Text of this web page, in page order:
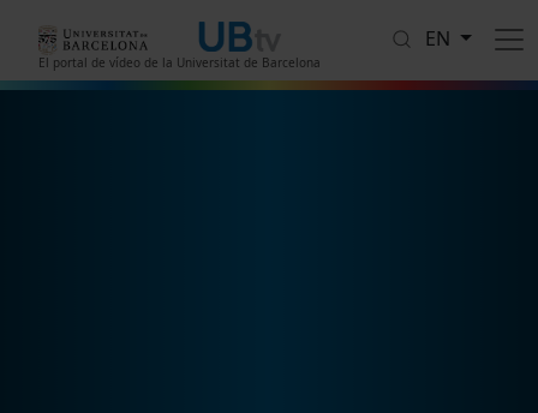
El portal de vídeo de la Universitat de Barcelona
EN